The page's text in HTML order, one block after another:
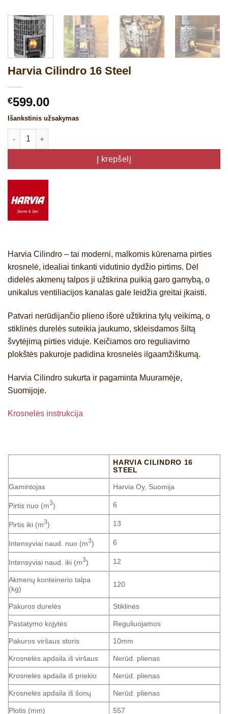
Harvia Cilindro 16 Steel
€599.00
Išankstinis užsakymas
produkto kiekis: Harvia Cilindro 16 Steel
Į krepšelį
Harvia Cilindro – tai moderni, malkomis kūrenama pirties
krosnelė, idealiai tinkanti vidutinio dydžio pirtims. Dėl
didelės akmenų talpos ji užtikrina puikią garo gamybą, o
unikalus ventiliacijos kanalas gale leidžia greitai įkaisti.
Patvari nerūdijančio plieno išorė užtikrina tylų veikimą, o
stiklinės durelės suteikia jaukumo, skleisdamos šiltą
švytėjimą pirties viduje. Keičiamos oro reguliavimo
plokštės pakuroje padidina krosnelės ilgaamžiškumą.
Harvia Cilindro sukurta ir pagaminta Muuramėje,
Suomijoje.
Krosnelės instrukcija
HARVIA CILINDRO 16
STEEL
Gamintojas Harvia Oy, Suomija
Pirtis nuo (m3) 6
Pirtis iki (m3) 13
Intensyviai naud. nuo (m3) 6
Intensyviai naud. iki (m3) 12
Akmenų konteinerio talpa
(kg)
120
Pakuros durelės Stiklinės
Pastatymo kojytės Reguliuojamos
Pakuros viršaus storis 10mm
Krosnelės apdaila iš viršaus Nerūd. plienas
Krosnelės apdaila iš priekio Nerūd. plienas
Krosnelės apdaila iš šonų Nerūd. plienas
Plotis (mm) 557